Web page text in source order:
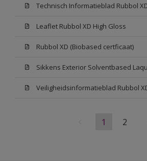
Leaflet Rubbol XD High Gloss
Rubbol XD (Biobased certficaat)
1 2